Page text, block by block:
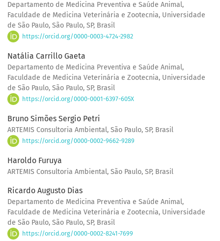
Departamento de Medicina Preventiva e Saúde Animal,
Faculdade de Medicina Veterinária e Zootecnia, Universidade
de São Paulo, São Paulo, SP, Brasil
https://orcid.org/0000-0003-4724-2982
Natália Carrillo Gaeta
Departamento de Medicina Preventiva e Saúde Animal,
Faculdade de Medicina Veterinária e Zootecnia, Universidade
de São Paulo, São Paulo, SP, Brasil
https://orcid.org/0000-0001-6397-605X
Bruno Simões Sergio Petri
ARTEMIS Consultoria Ambiental, São Paulo, SP, Brasil
https://orcid.org/0000-0002-9662-9289
Haroldo Furuya
ARTEMIS Consultoria Ambiental, São Paulo, SP, Brasil
Ricardo Augusto Dias
Departamento de Medicina Preventiva e Saúde Animal,
Faculdade de Medicina Veterinária e Zootecnia, Universidade
de São Paulo, São Paulo, SP, Brasil
https://orcid.org/0000-0002-8241-7699